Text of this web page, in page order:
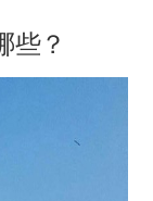
些？